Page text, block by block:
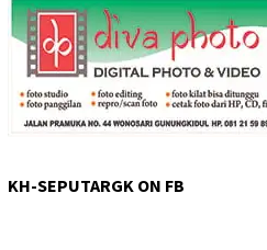
KH-SEPUTARGK ON FB